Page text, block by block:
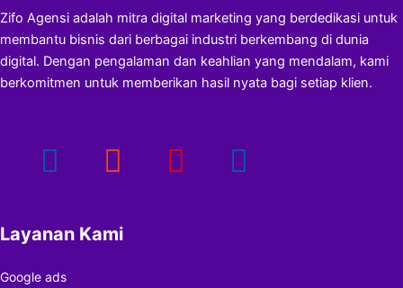
Zifo Agensi adalah mitra digital marketing yang berdedikasi untuk
membantu bisnis dari berbagai industri berkembang di dunia
digital. Dengan pengalaman dan keahlian yang mendalam, kami
berkomitmen untuk memberikan hasil nyata bagi setiap klien.
Layanan Kami
Google ads